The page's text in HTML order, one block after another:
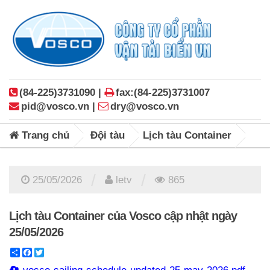
(84-225)3731090 |
fax:(84-225)3731007
pid@vosco.vn |
dry@vosco.vn
Trang chủ Đội tàu Lịch tàu Container
25/05/2026 letv 865
Lịch tàu Container của Vosco cập nhật ngày
25/05/2026
ShareFacebook